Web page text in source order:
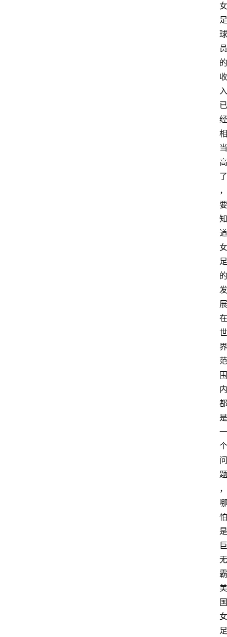
女
足
球
员
的
收
入
已
经
相
当
高
了
，
要
知
道
女
足
的
发
展
在
世
界
范
围
内
都
是
一
个
问
题
，
哪
怕
是
巨
无
霸
美
国
女
足